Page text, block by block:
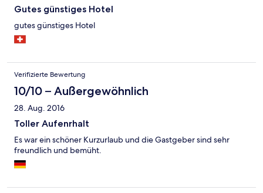
Gutes günstiges Hotel
gutes günstiges Hotel
Verifizierte Bewertung
10/10 – Außergewöhnlich
28. Aug. 2016
Toller Aufenrhalt
Es war ein schöner Kurzurlaub und die Gastgeber sind sehr
freundlich und bemüht.